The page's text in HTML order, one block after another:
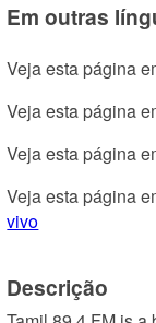
Em outras
Veja esta página
Veja esta página
Veja esta página
Veja esta página
vivo
Descrição